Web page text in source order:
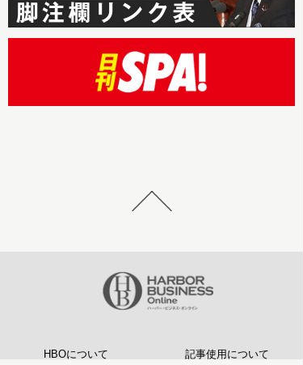
HBOについて 記事使用について